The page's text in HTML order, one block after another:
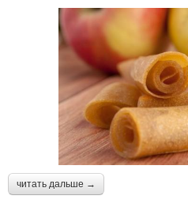
читать дальше →